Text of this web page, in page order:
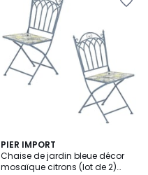
PIER IMPORT
Chaise de jardin bleue décor
mosaïque citrons (lot de 2)